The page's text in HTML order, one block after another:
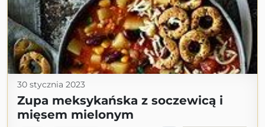
30 stycznia 2023
Zupa meksykańska z soczewicą i
mięsem mielonym